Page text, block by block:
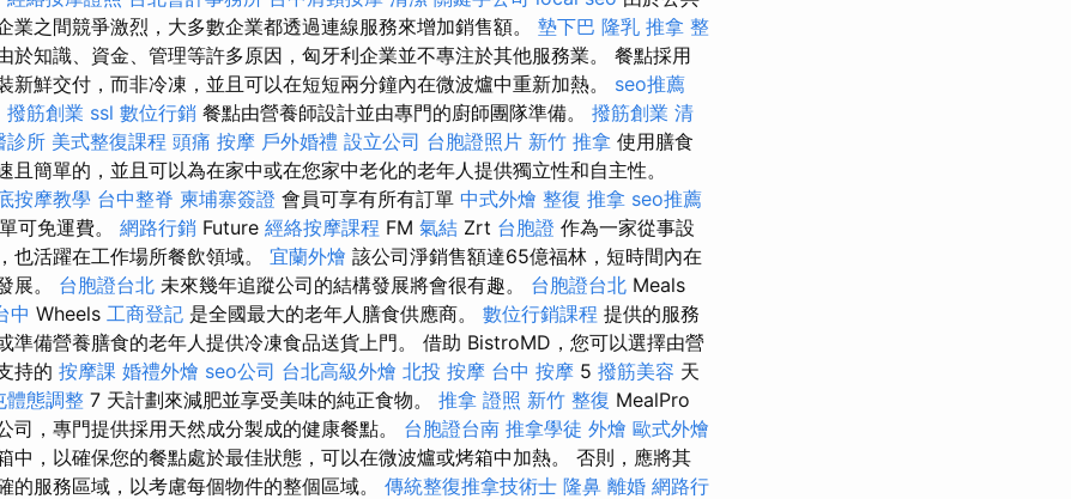
業之間競爭激烈，大多數企業都透過連線服務來增加銷售額。 墊下巴 隆乳 推拿 整
於知識、資金、管理等許多原因，匈牙利企業並不專注於其他服務業。 餐點採用
新鮮交付，而非冷凍，並且可以在短短兩分鐘內在微波爐中重新加熱。 seo推薦
撥筋創業 ssl 數位行銷 餐點由營養師設計並由專門的廚師團隊準備。 撥筋創業 清
診所 美式整復課程 頭痛 按摩 戶外婚禮 設立公司 台胞證照片 新竹 推拿 使用膳食
且簡單的，並且可以為在家中或在您家中老化的老年人提供獨立性和自主性。
按摩教學 台中整脊 柬埔寨簽證 會員可享有所有訂單 中式外燴 整復 推拿 seo推薦
可免運費。 網路行銷 Future 經絡按摩課程 FM 氣結 Zrt 台胞證 作為一家從事設
也活躍在工作場所餐飲領域。 宜蘭外燴 該公司淨銷售額達65億福林，短時間內在
展。 台胞證台北 未來幾年追蹤公司的結構發展將會很有趣。 台胞證台北 Meals
中 Wheels 工商登記 是全國最大的老年人膳食供應商。 數位行銷課程 提供的服務
準備營養膳食的老年人提供冷凍食品送貨上門。 借助 BistroMD，您可以選擇由營
持的 按摩課 婚禮外燴 seo公司 台北高級外燴 北投 按摩 台中 按摩 5 撥筋美容 天
體態調整 7 天計劃來減肥並享受美味的純正食物。 推拿 證照 新竹 整復 MealPro
司，專門提供採用天然成分製成的健康餐點。 台胞證台南 推拿學徒 外燴 歐式外燴
中，以確保您的餐點處於最佳狀態，可以在微波爐或烤箱中加熱。 否則，應將其
的服務區域，以考慮每個物件的整個區域。 傳統整復推拿技術士 隆鼻 離婚 網路行